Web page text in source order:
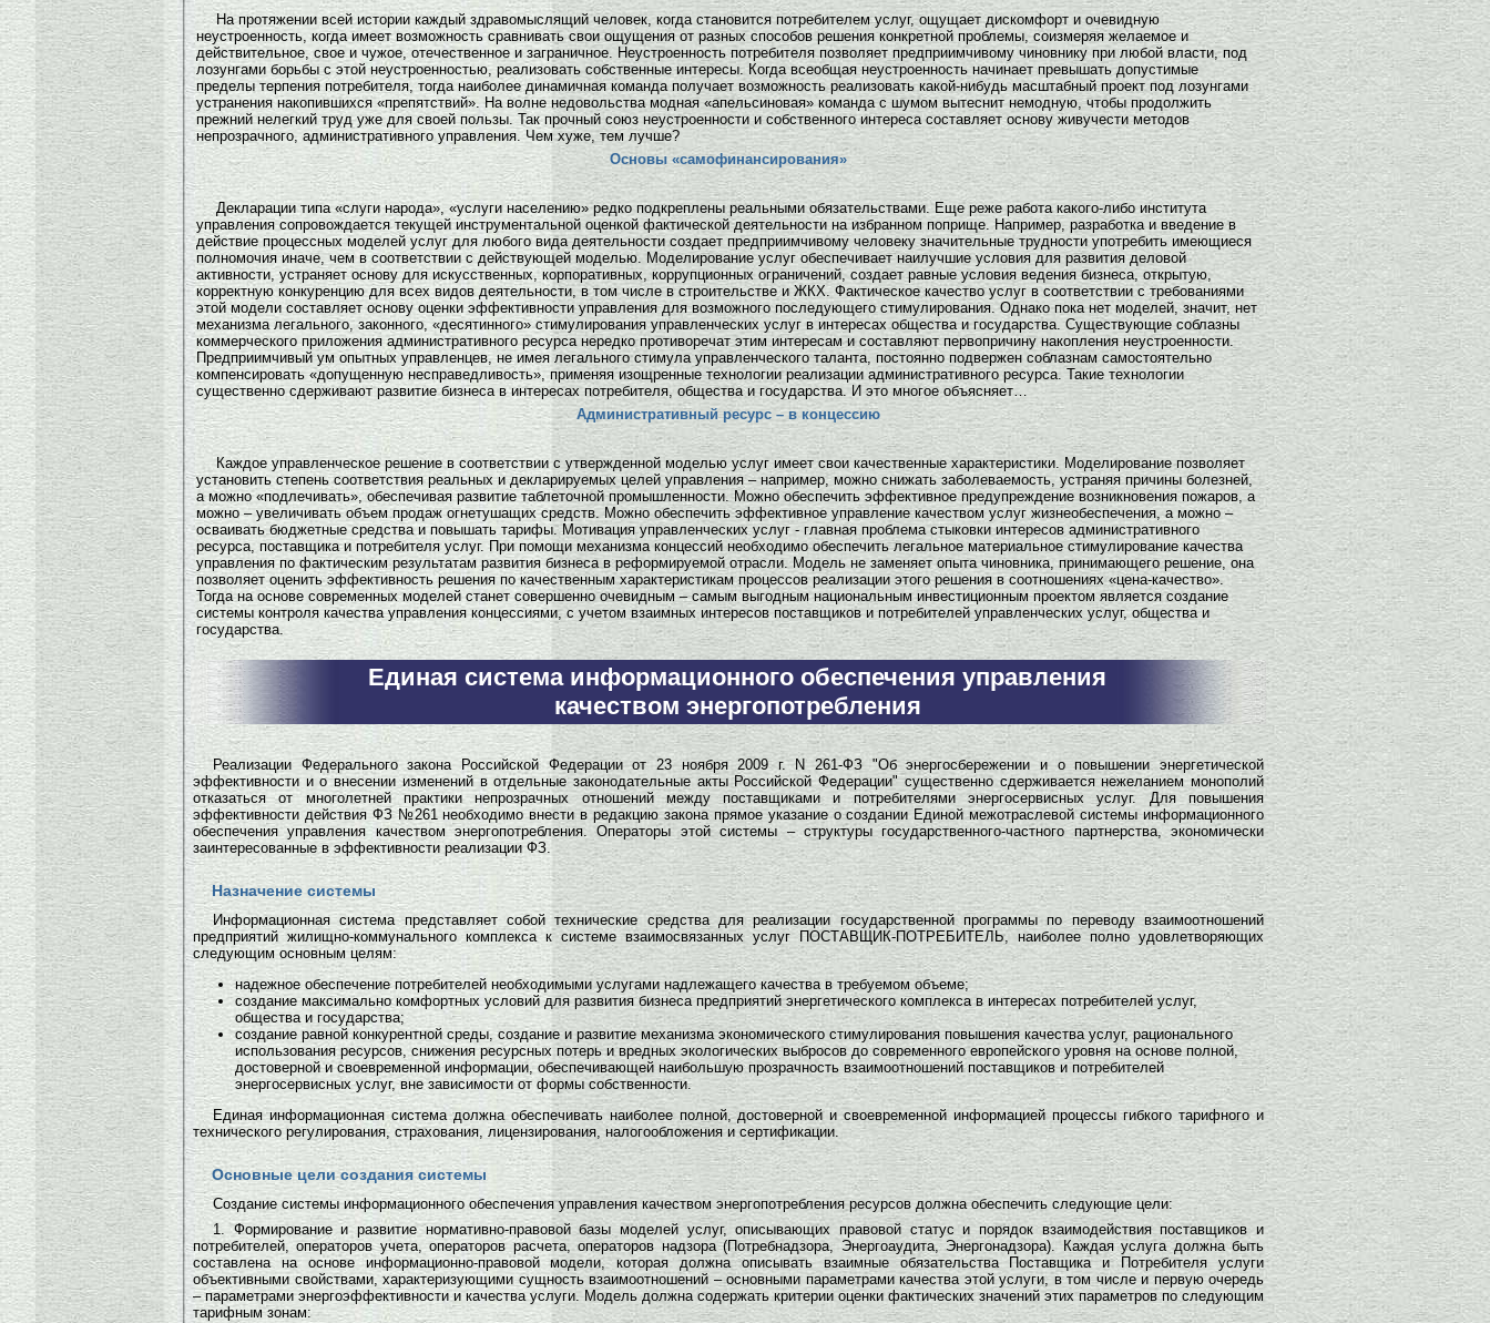
На протяжении всей истории каждый здравомыслящий человек, когда становится потребителем услуг, ощущает дискомфорт и очевидную
неустроенность, когда имеет возможность сравнивать свои ощущения от разных способов решения конкретной проблемы, соизмеряя желаемое и
действительное, свое и чужое, отечественное и заграничное. Неустроенность потребителя позволяет предприимчивому чиновнику при любой власти, под
лозунгами борьбы с этой неустроенностью, реализовать собственные интересы. Когда всеобщая неустроенность начинает превышать допустимые
пределы терпения потребителя, тогда наиболее динамичная команда получает возможность реализовать какой-нибудь масштабный проект под лозунгами
устранения накопившихся «препятствий». На волне недовольства модная «апельсиновая» команда с шумом вытеснит немодную, чтобы продолжить
прежний нелегкий труд уже для своей пользы. Так прочный союз неустроенности и собственного интереса составляет основу живучести методов
непрозрачного, административного управления. Чем хуже, тем лучше?
Основы «самофинансирования»
Декларации типа «слуги народа», «услуги населению» редко подкреплены реальными обязательствами. Еще реже работа какого-либо института
управления сопровождается текущей инструментальной оценкой фактической деятельности на избранном поприще. Например, разработка и введение в
действие процессных моделей услуг для любого вида деятельности создает предприимчивому человеку значительные трудности употребить имеющиеся
полномочия иначе, чем в соответствии с действующей моделью. Моделирование услуг обеспечивает наилучшие условия для развития деловой
активности, устраняет основу для искусственных, корпоративных, коррупционных ограничений, создает равные условия ведения бизнеса, открытую,
корректную конкуренцию для всех видов деятельности, в том числе в строительстве и ЖКХ. Фактическое качество услуг в соответствии с требованиями
этой модели составляет основу оценки эффективности управления для возможного последующего стимулирования. Однако пока нет моделей, значит, нет
механизма легального, законного, «десятинного» стимулирования управленческих услуг в интересах общества и государства. Существующие соблазны
коммерческого приложения административного ресурса нередко противоречат этим интересам и составляют первопричину накопления неустроенности.
Предприимчивый ум опытных управленцев, не имея легального стимула управленческого таланта, постоянно подвержен соблазнам самостоятельно
компенсировать «допущенную несправедливость», применяя изощренные технологии реализации административного ресурса. Такие технологии
существенно сдерживают развитие бизнеса в интересах потребителя, общества и государства. И это многое объясняет…
Административный ресурс – в концессию
Каждое управленческое решение в соответствии с утвержденной моделью услуг имеет свои качественные характеристики. Моделирование позволяет
установить степень соответствия реальных и декларируемых целей управления – например, можно снижать заболеваемость, устраняя причины болезней,
а можно «подлечивать», обеспечивая развитие таблеточной промышленности. Можно обеспечить эффективное предупреждение возникновения пожаров, а
можно – увеличивать объем продаж огнетушащих средств. Можно обеспечить эффективное управление качеством услуг жизнеобеспечения, а можно –
осваивать бюджетные средства и повышать тарифы. Мотивация управленческих услуг - главная проблема стыковки интересов административного
ресурса, поставщика и потребителя услуг. При помощи механизма концессий необходимо обеспечить легальное материальное стимулирование качества
управления по фактическим результатам развития бизнеса в реформируемой отрасли. Модель не заменяет опыта чиновника, принимающего решение, она
позволяет оценить эффективность решения по качественным характеристикам процессов реализации этого решения в соотношениях «цена-качество».
Тогда на основе современных моделей станет совершенно очевидным – самым выгодным национальным инвестиционным проектом является создание
системы контроля качества управления концессиями, с учетом взаимных интересов поставщиков и потребителей управленческих услуг, общества и
государства.
Единая система информационного обеспечения управления
качеством энергопотребления
Реализации Федерального закона Российской Федерации от 23 ноября 2009 г. N 261-ФЗ "Об энергосбережении и о повышении энергетической
эффективности и о внесении изменений в отдельные законодательные акты Российской Федерации" существенно сдерживается нежеланием монополий
отказаться от многолетней практики непрозрачных отношений между поставщиками и потребителями энергосервисных услуг. Для повышения
эффективности действия ФЗ №261 необходимо внести в редакцию закона прямое указание о создании Единой межотраслевой системы информационного
обеспечения управления качеством энергопотребления. Операторы этой системы – структуры государственного-частного партнерства, экономически
заинтересованные в эффективности реализации ФЗ.
Назначение системы
Информационная система представляет собой технические средства для реализации государственной программы по переводу взаимоотношений
предприятий жилищно-коммунального комплекса к системе взаимосвязанных услуг ПОСТАВЩИК-ПОТРЕБИТЕЛЬ, наиболее полно удовлетворяющих
следующим основным целям:
надежное обеспечение потребителей необходимыми услугами надлежащего качества в требуемом объеме;
создание максимально комфортных условий для развития бизнеса предприятий энергетического комплекса в интересах потребителей услуг,
общества и государства;
создание равной конкурентной среды, создание и развитие механизма экономического стимулирования повышения качества услуг, рационального
использования ресурсов, снижения ресурсных потерь и вредных экологических выбросов до современного европейского уровня на основе полной,
достоверной и своевременной информации, обеспечивающей наибольшую прозрачность взаимоотношений поставщиков и потребителей
энергосервисных услуг, вне зависимости от формы собственности.
Единая информационная система должна обеспечивать наиболее полной, достоверной и своевременной информацией процессы гибкого тарифного и
технического регулирования, страхования, лицензирования, налогообложения и сертификации.
Основные цели создания системы
Создание системы информационного обеспечения управления качеством энергопотребления ресурсов должна обеспечить следующие цели:
1. Формирование и развитие нормативно-правовой базы моделей услуг, описывающих правовой статус и порядок взаимодействия поставщиков и
потребителей, операторов учета, операторов расчета, операторов надзора (Потребнадзора, Энергоаудита, Энергонадзора). Каждая услуга должна быть
составлена на основе информационно-правовой модели, которая должна описывать взаимные обязательства Поставщика и Потребителя услуги
объективными свойствами, характеризующими сущность взаимоотношений – основными параметрами качества этой услуги, в том числе и первую очередь
– параметрами энергоэффективности и качества услуги. Модель должна содержать критерии оценки фактических значений этих параметров по следующим
тарифным зонам: